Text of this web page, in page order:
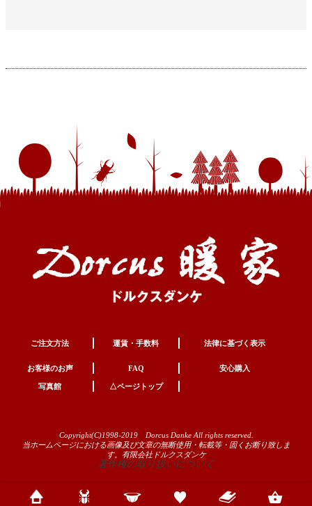
ご注文方法 運賃・手数料 法律に基づく表示
お客様のお声 FAQ 安心購入
写真館 △ページトップ
Copyright(C)1998-2019 Dorcus Danke All rights reserved.
当ホームページにおける画像及び文章の無断使用・転載等・固くお断り致しま
す。有限会社ドルクスダンケ
著作権の取り扱いについて